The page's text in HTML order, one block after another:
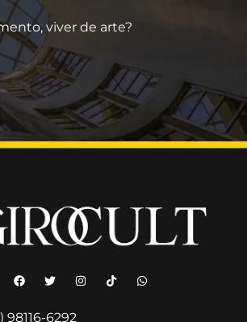
viver de arte?
98116-6292